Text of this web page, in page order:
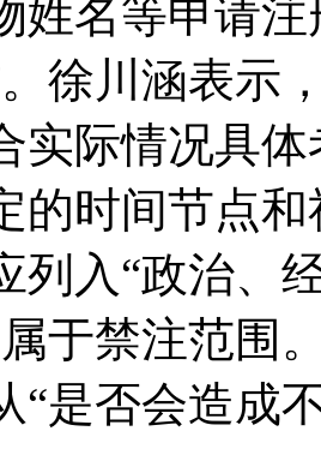
姓名等申请
徐川涵表示
实际情况具
的时间节点
列入“政治、
于禁注范围
“是否会造成